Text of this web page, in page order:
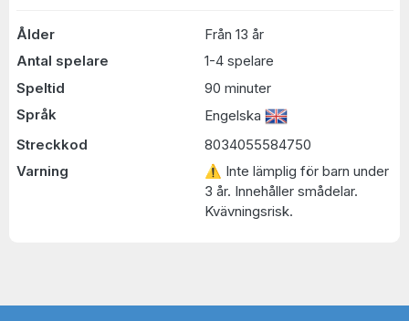
Ålder
Från 13 år
Antal spelare
1-4 spelare
Speltid
90 minuter
Språk
Engelska
Streckkod
8034055584750
Varning
⚠ Inte lämplig för barn under
3 år. Innehåller smådelar.
Kvävningsrisk.